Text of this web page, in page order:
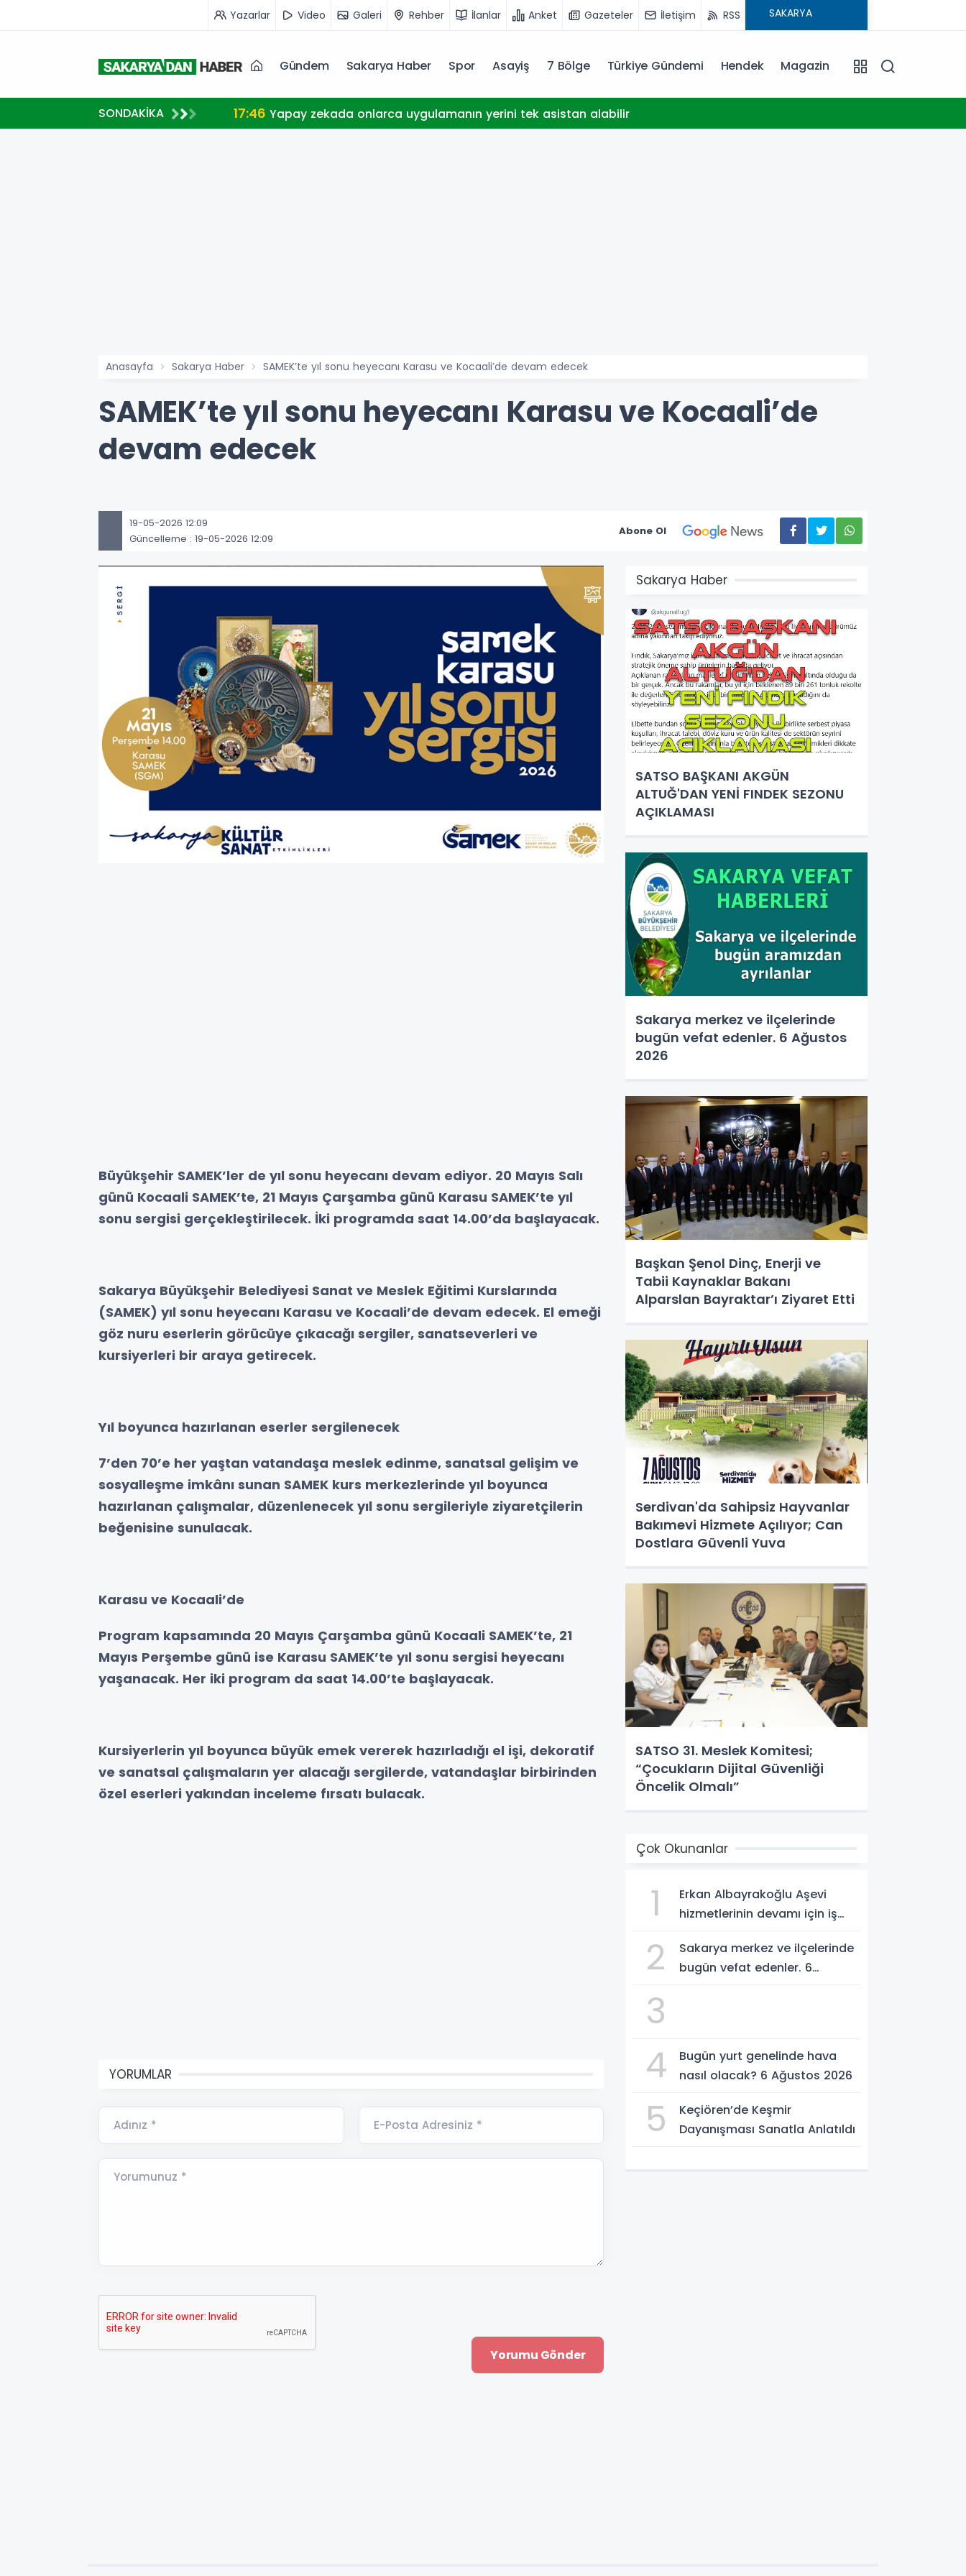
Yazarlar Video Galeri Rehber İlanlar Anket Gazeteler İletişim RSS
Gündem Sakarya Haber Spor Asayiş 7 Bölge Türkiye Gündemi Hendek Magazin
SONDAKİKA 17:46 Yapay zekada onlarca uygulamanın yerini tek asistan alabilir
Anasayfa Sakarya Haber SAMEK’te yıl sonu heyecanı Karasu ve Kocaali’de devam edecek
SAMEK’te yıl sonu heyecanı Karasu ve Kocaali’de
devam edecek
19-05-2026 12:09
Güncelleme : 19-05-2026 12:09
Abone Ol
Büyükşehir SAMEK’ler de yıl sonu heyecanı devam ediyor. 20 Mayıs Salı
günü Kocaali SAMEK’te, 21 Mayıs Çarşamba günü Karasu SAMEK’te yıl
sonu sergisi gerçekleştirilecek. İki programda saat 14.00’da başlayacak.
Sakarya Büyükşehir Belediyesi Sanat ve Meslek Eğitimi Kurslarında
(SAMEK) yıl sonu heyecanı Karasu ve Kocaali’de devam edecek. El emeği
göz nuru eserlerin görücüye çıkacağı sergiler, sanatseverleri ve
kursiyerleri bir araya getirecek.
Yıl boyunca hazırlanan eserler sergilenecek
7’den 70’e her yaştan vatandaşa meslek edinme, sanatsal gelişim ve
sosyalleşme imkânı sunan SAMEK kurs merkezlerinde yıl boyunca
hazırlanan çalışmalar, düzenlenecek yıl sonu sergileriyle ziyaretçilerin
beğenisine sunulacak.
Karasu ve Kocaali’de
Program kapsamında 20 Mayıs Çarşamba günü Kocaali SAMEK’te, 21
Mayıs Perşembe günü ise Karasu SAMEK’te yıl sonu sergisi heyecanı
yaşanacak. Her iki program da saat 14.00’te başlayacak.
Kursiyerlerin yıl boyunca büyük emek vererek hazırladığı el işi, dekoratif
ve sanatsal çalışmaların yer alacağı sergilerde, vatandaşlar birbirinden
özel eserleri yakından inceleme fırsatı bulacak.
YORUMLAR
Adınız * E-Posta Adresiniz *
Yorumunuz *
Sakarya Haber
SATSO BAŞKANI AKGÜN
ALTUĞ'DAN YENİ FINDEK SEZONU
AÇIKLAMASI
Sakarya merkez ve ilçelerinde
bugün vefat edenler. 6 Ağustos
2026
Başkan Şenol Dinç, Enerji ve
Tabii Kaynaklar Bakanı
Alparslan Bayraktar’ı Ziyaret Etti
Serdivan'da Sahipsiz Hayvanlar
Bakımevi Hizmete Açılıyor; Can
Dostlara Güvenli Yuva
SATSO 31. Meslek Komitesi;
“Çocukların Dijital Güvenliği
Öncelik Olmalı”
Çok Okunanlar
1
Erkan Albayrakoğlu Aşevi
hizmetlerinin devamı için iş
2
Sakarya merkez ve ilçelerinde
bugün vefat edenler. 6
3
4
Bugün yurt genelinde hava
nasıl olacak? 6 Ağustos 2026
5
Keçiören’de Keşmir
Dayanışması Sanatla Anlatıldı